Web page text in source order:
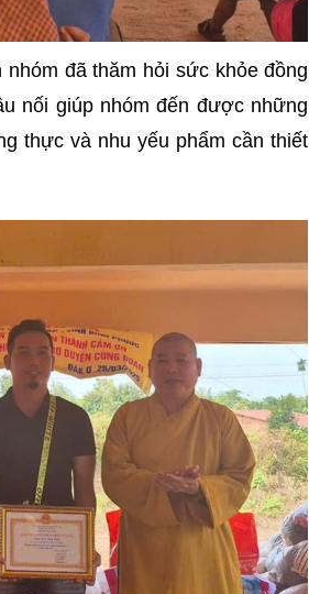
đã thăm hỏi sức khỏe đồng
nối giúp nhóm đến được những
thực và nhu yếu phẩm cần thiết